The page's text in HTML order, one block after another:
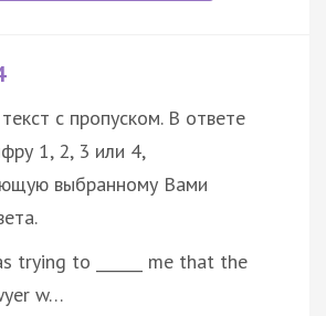
с пропуском. В ответе
1, 2, 3 или 4,
выбранному Вами
trying to ______ me that the
w…